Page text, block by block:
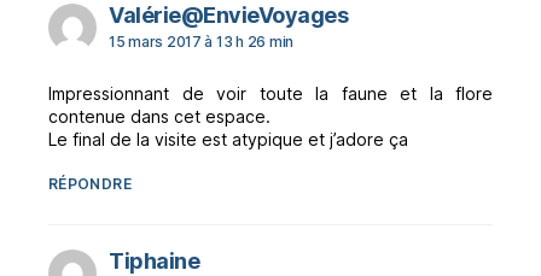
Valérie@EnvieVoyagesdit :
15 mars 2017 à 13 h 26 min
Impressionnant de voir toute la faune et la flore
contenue dans cet espace.
Le final de la visite est atypique et j’adore ça
RÉPONDRE
Tiphainedit :